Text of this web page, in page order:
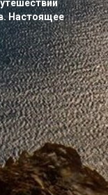
Настоящее